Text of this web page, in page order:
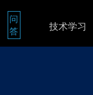
问
答
技术学习